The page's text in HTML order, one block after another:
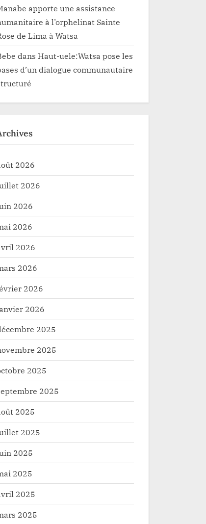
apporte une assistance
à l’orphelinat Sainte
de Lima à Watsa
dans Haut-uele:Watsa pose les
d’un dialogue communautaire
2026
2026
2026
2026
2026
2026
2026
2026
2025
2025
2025
2025
2025
2025
2025
2025
2025
2025